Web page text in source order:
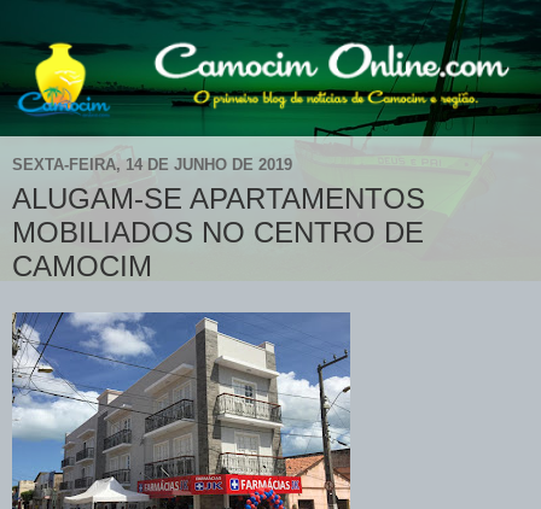
SEXTA-FEIRA, 14 DE JUNHO DE 2019
ALUGAM-SE APARTAMENTOS
MOBILIADOS NO CENTRO DE
CAMOCIM